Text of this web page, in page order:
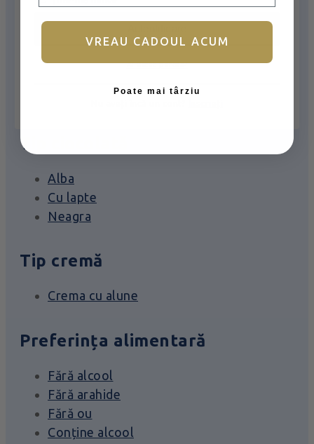
Filtrează produsele
Închide
Tip ciocolată
Alba
Cu lapte
Neagra
Tip cremă
Crema cu alune
Preferința alimentară
Fără alcool
Fără arahide
Fără ou
Conține alcool
Ai uitat parola?
VREAU CADOUL ACUM
Poate mai târziu